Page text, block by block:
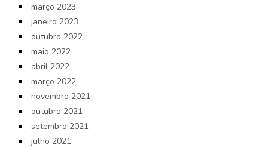
março 2023
janeiro 2023
outubro 2022
maio 2022
abril 2022
março 2022
novembro 2021
outubro 2021
setembro 2021
julho 2021